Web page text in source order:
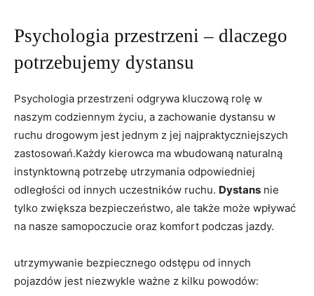
Psychologia przestrzeni – dlaczego
potrzebujemy dystansu
Psychologia przestrzeni odgrywa kluczową rolę w
naszym codziennym życiu, a zachowanie dystansu w
ruchu drogowym jest jednym z jej najpraktyczniejszych
zastosowań.Każdy kierowca ma wbudowaną naturalną
instynktowną potrzebę utrzymania odpowiedniej
odległości od innych uczestników ruchu. Dystans nie
tylko zwiększa bezpieczeństwo, ale także może wpływać
na nasze samopoczucie oraz komfort podczas jazdy.
utrzymywanie bezpiecznego odstępu od innych
pojazdów jest niezwykle ważne z kilku powodów: